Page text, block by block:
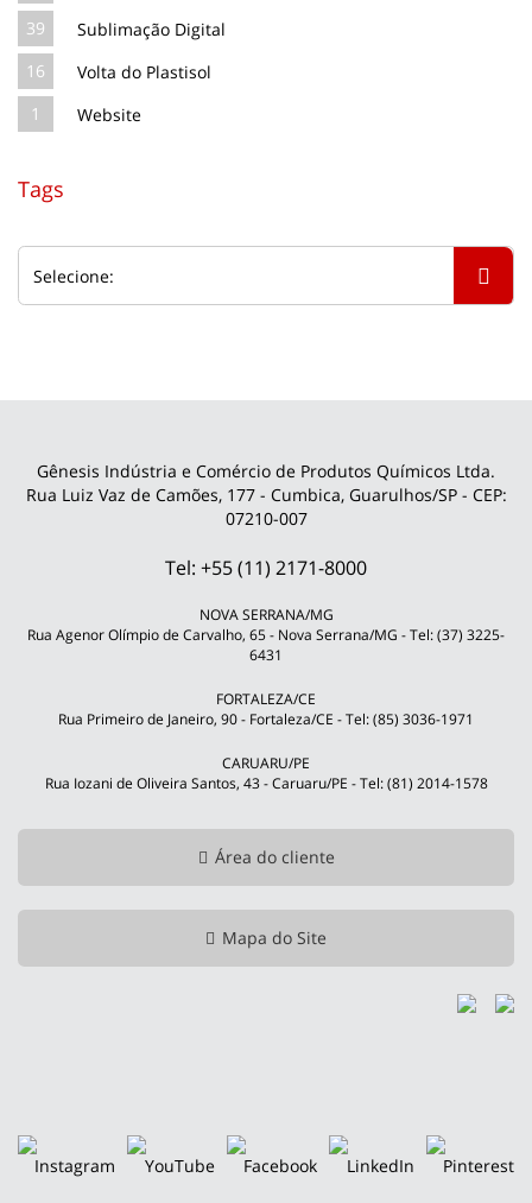
39
Sublimação Digital
16
Volta do Plastisol
1
Website
Tags
Gênesis Indústria e Comércio de Produtos Químicos Ltda.
Rua Luiz Vaz de Camões, 177 - Cumbica, Guarulhos/SP - CEP:
07210-007
Tel: +55 (11) 2171-8000
NOVA SERRANA/MG
Rua Agenor Olímpio de Carvalho, 65 - Nova Serrana/MG - Tel: (37) 3225-
6431
FORTALEZA/CE
Rua Primeiro de Janeiro, 90 - Fortaleza/CE - Tel: (85) 3036-1971
CARUARU/PE
Rua Iozani de Oliveira Santos, 43 - Caruaru/PE - Tel: (81) 2014-1578
Área do cliente
Mapa do Site